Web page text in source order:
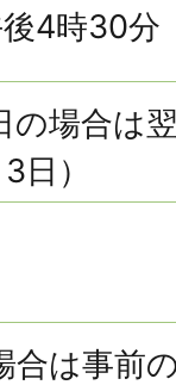
4時30分
の場合は
日）
合は事前